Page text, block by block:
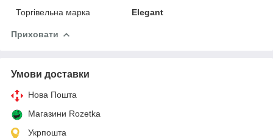
Торгівельна марка
Elegant
Приховати
Умови доставки
Нова Пошта
Магазини Rozetka
Укрпошта